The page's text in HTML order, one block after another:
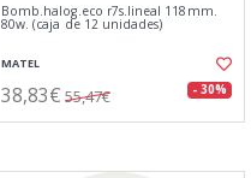
Bomb.halog.eco r7s.lineal 118mm.
80w. (caja de 12 unidades)
MATEL
38,83€ 55,47€ - 30%